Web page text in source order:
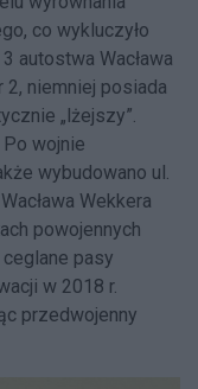
co wykluczyło
autostwa Wacława
2, niemniej posiada
„lżejszy”.
wojnie
wybudowano ul.
Wekkera
powojennych
pasy
w 2018 r.
przedwojenny